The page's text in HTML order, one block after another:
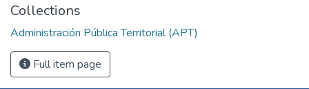
Collections
Administración Pública Territorial (APT)
Full item page